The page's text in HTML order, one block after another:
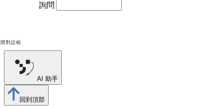
詢問
對話框
AI 助手
回到頂部